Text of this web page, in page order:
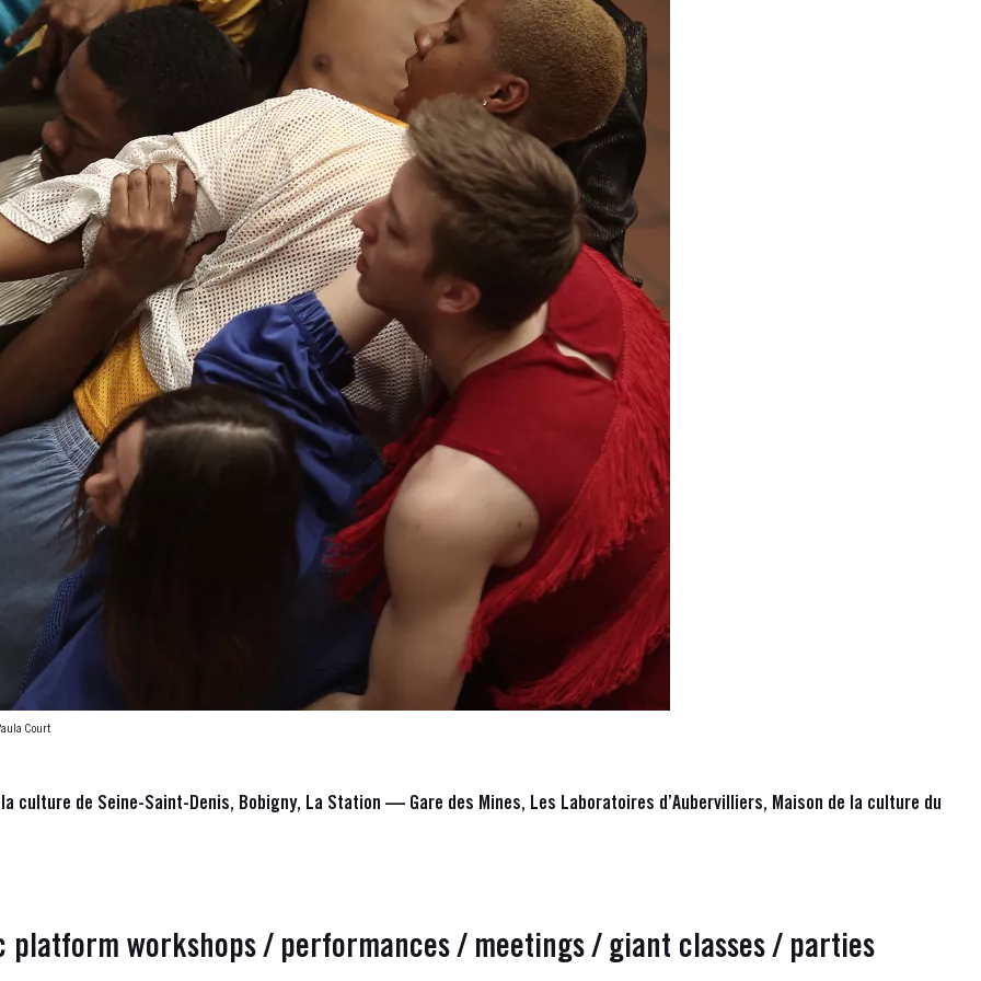
Court
culture de Seine-Saint-Denis, Bobigny, La Station — Gare des Mines, Les Laboratoires d’Aubervilliers, Maison de la culture du
workshops / performances / meetings / giant classes / parties